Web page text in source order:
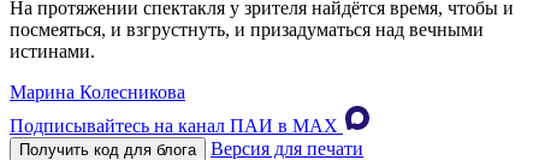
На протяжении спектакля у зрителя найдётся время, чтобы и
посмеяться, и взгрустнуть, и призадуматься над вечными
истинами.
Марина Колесникова
Подписывайтесь на канал ПАИ в MAХ
Получить код для блога
Версия для печати